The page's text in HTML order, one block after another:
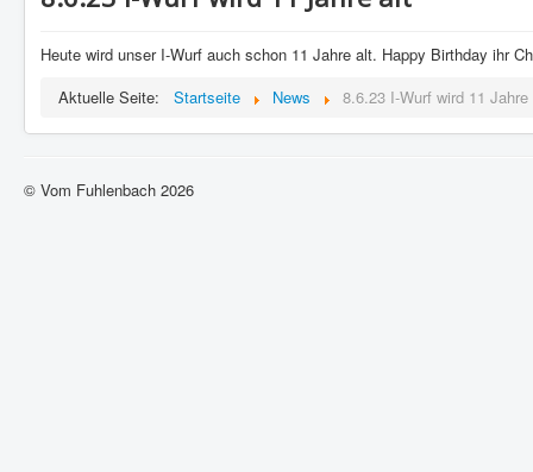
Heute wird unser I-Wurf auch schon 11 Jahre alt. Happy Birthday ihr
Aktuelle Seite:
Startseite News 8.6.23 I-Wurf wird 11 Jahre
© Vom Fuhlenbach 2026